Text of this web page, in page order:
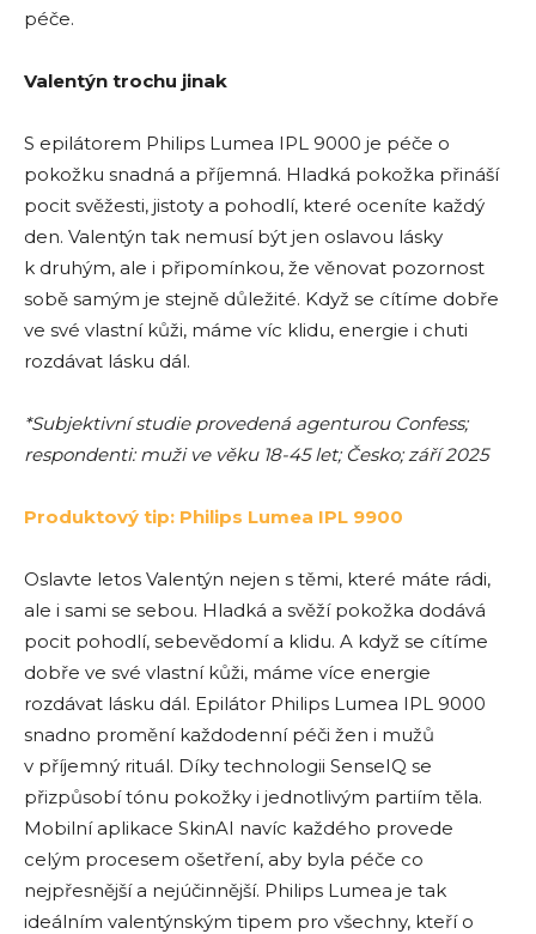
péče.
Valentýn trochu jinak
S epilátorem Philips Lumea IPL 9000 je péče o
pokožku snadná a příjemná. Hladká pokožka přináší
pocit svěžesti, jistoty a pohodlí, které oceníte každý
den. Valentýn tak nemusí být jen oslavou lásky
k druhým, ale i připomínkou, že věnovat pozornost
sobě samým je stejně důležité. Když se cítíme dobře
ve své vlastní kůži, máme víc klidu, energie i chuti
rozdávat lásku dál.
*Subjektivní studie provedená agenturou Confess;
respondenti: muži ve věku 18-45 let; Česko; září 2025
Produktový tip: Philips Lumea IPL 9900
Oslavte letos Valentýn nejen s těmi, které máte rádi,
ale i sami se sebou. Hladká a svěží pokožka dodává
pocit pohodlí, sebevědomí a klidu. A když se cítíme
dobře ve své vlastní kůži, máme více energie
rozdávat lásku dál. Epilátor Philips Lumea IPL 9000
snadno promění každodenní péči žen i mužů
v příjemný rituál. Díky technologii SenseIQ se
přizpůsobí tónu pokožky i jednotlivým partiím těla.
Mobilní aplikace SkinAI navíc každého provede
celým procesem ošetření, aby byla péče co
nejpřesnější a nejúčinnější. Philips Lumea je tak
ideálním valentýnským tipem pro všechny, kteří o